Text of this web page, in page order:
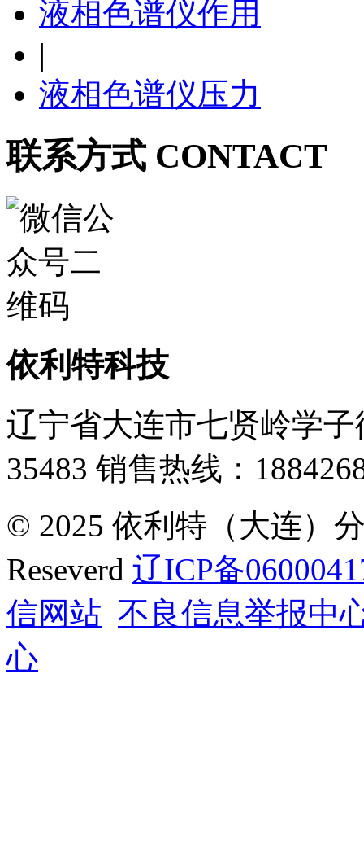
液相色谱仪作用
|
液相色谱仪压力
联系方式 CONTACT
依利特科技
辽宁省大连市七贤岭学子
35483 销售热线：
© 2025 依利特（大连）
Reseverd 辽ICP备
信网站 不良信息举报中
心